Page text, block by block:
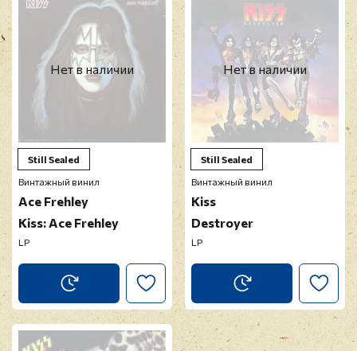
Нет в наличии
Still Sealed
Винтажный винил
Ace Frehley
Kiss: Ace Frehley
LP
Нет в наличии
Still Sealed
Винтажный винил
Kiss
Destroyer
LP